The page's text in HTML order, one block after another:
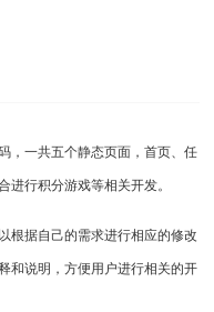
，一共五个静态页面，首页、任
进行积分游戏等相关开发。
根据自己的需求进行相应的修改
和说明，方便用户进行相关的开